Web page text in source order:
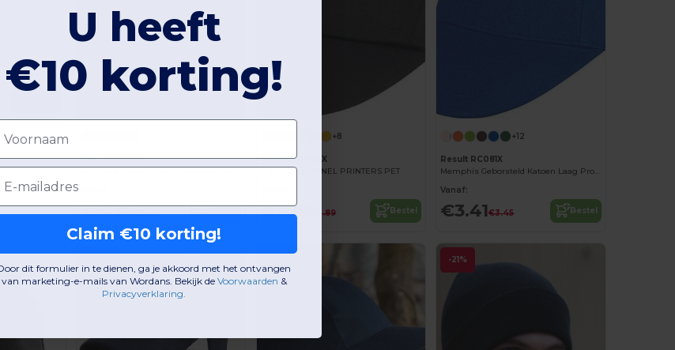
Result RC033
€4.38€5.05
+8
Result RC080X
HOUSTON 5-PANEL PRINTERS PET
€1.98 €2.89 Bestel
+12
Result RC081X
Memphis Geborsteld Katoen Laag Profiel Pet
Vanaf:
€3.41€3.45 Bestel
-21%
U heeft
€10 korting!
Claim €10 korting!
dit formulier in te dienen, ga je akkoord met het ontvangen
van marketing-e-mails van Wordans. Bekijk de Voorwaarden &
Privacyverklaring.